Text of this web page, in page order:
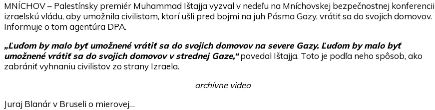
MNÍCHOV – Palestínsky premiér Muhammad Ištajja vyzval v nedeľu na Mníchovskej bezpečnostnej konferencii
izraelskú vládu, aby umožnila civilistom, ktorí ušli pred bojmi na juh Pásma Gazy, vrátiť sa do svojich domovov.
Informuje o tom agentúra DPA.
„Ľuďom by malo byť umožnené vrátiť sa do svojich domovov na severe Gazy. Ľuďom by malo byť
umožnené vrátiť sa do svojich domovov v strednej Gaze,“povedal Ištajja. Toto je podľa neho spôsob, ako
zabrániť vyhnaniu civilistov zo strany Izraela.
archívne video
Juraj Blanár v Bruseli o mierovej…